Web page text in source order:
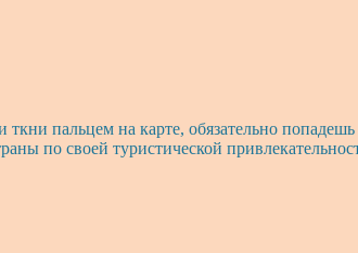
пальцем на карте, обязательно
по своей туристической